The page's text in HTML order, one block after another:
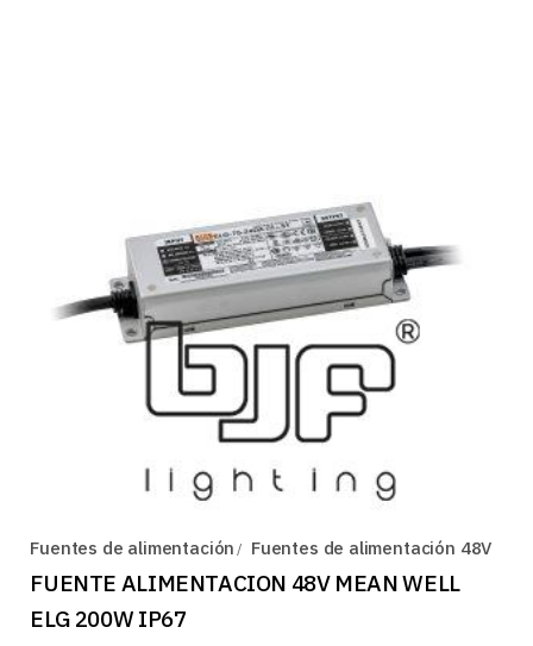
Fuentes de alimentación Fuentes de alimentación 48V
FUENTE ALIMENTACION 48V MEAN WELL
ELG 200W IP67